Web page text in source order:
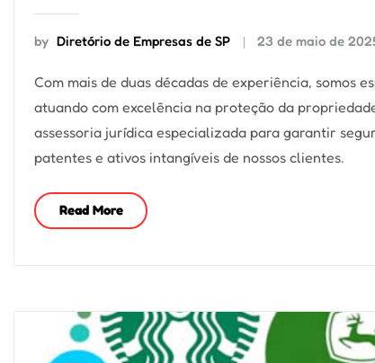
by Diretório de Empresas de SP 23 de maio de
Com mais de duas décadas de experiência, somos
atuando com excelência na proteção da
assessoria jurídica especializada para garantir
patentes e ativos intangíveis de nossos clientes.
Read More